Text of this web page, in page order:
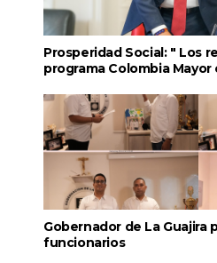
Prosperidad Social: " Los
programa Colombia
Gobernador de La Guajira
funcionarios